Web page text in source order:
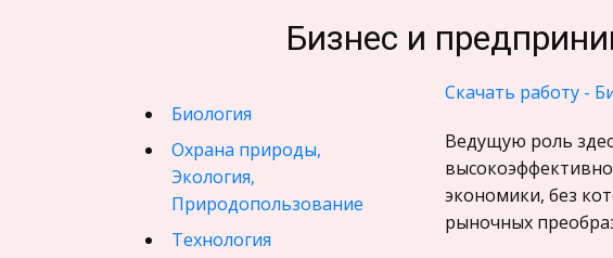
Бизнес и
Биология
Охрана природы,
Экология,
Природопользование
Технология
Скачать работу -
Ведущую роль
экономики, без
рыночных